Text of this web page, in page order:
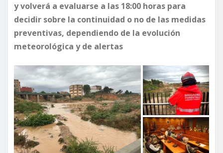
y volverá a evaluarse a las 18:00 horas para
decidir sobre la continuidad o no de las medidas
preventivas, dependiendo de la evolución
meteorológica y de alertas